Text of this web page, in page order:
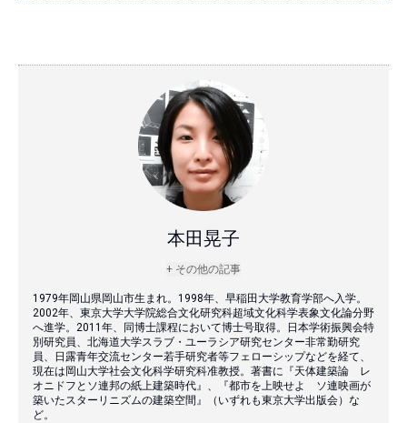
本田晃子
+ その他の記事
1979年岡山県岡山市生まれ。1998年、早稲田大学教育学部へ入学。
2002年、東京大学大学院総合文化研究科超域文化科学表象文化論分野
へ進学。2011年、同博士課程において博士号取得。日本学術振興会特
別研究員、北海道大学スラブ・ユーラシア研究センター非常勤研究
員、日露青年交流センター若手研究者等フェローシップなどを経て、
現在は岡山大学社会文化科学研究科准教授。著書に『天体建築論 レ
オニドフとソ連邦の紙上建築時代』、『都市を上映せよ ソ連映画が
築いたスターリニズムの建築空間』（いずれも東京大学出版会）な
ど。